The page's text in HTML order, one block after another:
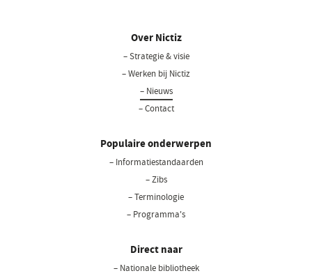
Over Nictiz
– Strategie & visie
– Werken bij Nictiz
– Nieuws
– Contact
Populaire onderwerpen
– Informatiestandaarden
– Zibs
– Terminologie
– Programma's
Direct naar
– Nationale bibliotheek(opent